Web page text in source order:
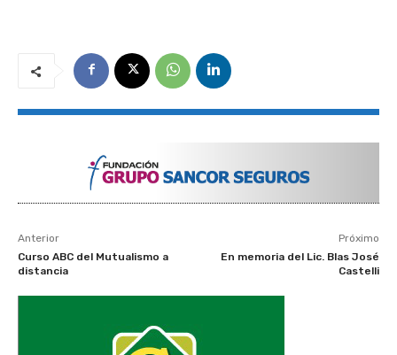
Anterior
Curso ABC del Mutualismo a
distancia
Próximo
En memoria del Lic. Blas José
Castelli